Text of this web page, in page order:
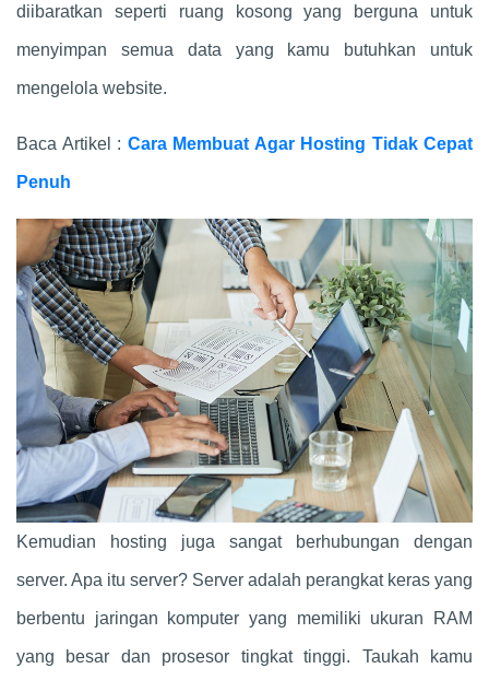
diibaratkan seperti ruang kosong yang berguna untuk
menyimpan semua data yang kamu butuhkan untuk
mengelola website.
Baca Artikel : Cara Membuat Agar Hosting Tidak Cepat
Penuh
Kemudian hosting juga sangat berhubungan dengan
server. Apa itu server? Server adalah perangkat keras yang
berbentu jaringan komputer yang memiliki ukuran RAM
yang besar dan prosesor tingkat tinggi. Taukah kamu